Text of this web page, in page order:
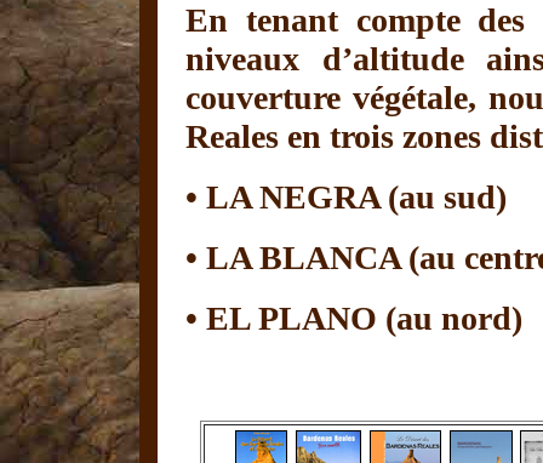
En tenant compte des
niveaux d’altitude
couverture végétale,
Reales en trois zones
• LA NEGRA (au sud)
• LA BLANCA (au
• EL PLANO (au nord)